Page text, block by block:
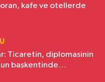
kafe ve otellerde
Ticaretin, diplomasinin
başkentinde